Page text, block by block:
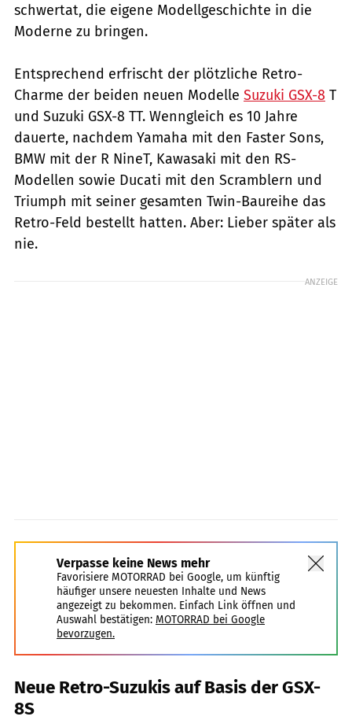
schwertat, die eigene Modellgeschichte in die
Moderne zu bringen.
Entsprechend erfrischt der plötzliche Retro-
Charme der beiden neuen Modelle Suzuki GSX-8 T
und Suzuki GSX-8 TT. Wenngleich es 10 Jahre
dauerte, nachdem Yamaha mit den Faster Sons,
BMW mit der R NineT, Kawasaki mit den RS-
Modellen sowie Ducati mit den Scramblern und
Triumph mit seiner gesamten Twin-Baureihe das
Retro-Feld bestellt hatten. Aber: Lieber später als
nie.
ANZEIGE
Verpasse keine News mehr
Favorisiere MOTORRAD bei Google, um künftig
häufiger unsere neuesten Inhalte und News
angezeigt zu bekommen. Einfach Link öffnen und
Auswahl bestätigen: MOTORRAD bei Google
bevorzugen.
Neue Retro-Suzukis auf Basis der GSX-
8S